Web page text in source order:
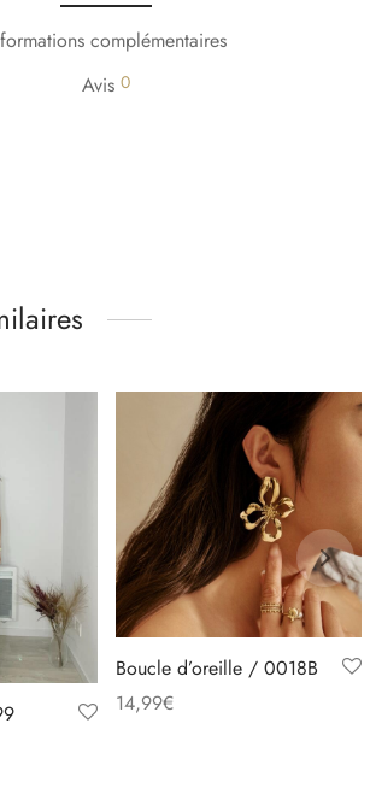
complémentaires
Avis 0
Boucle d’oreille / 0018B
14,99€